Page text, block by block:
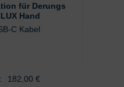
für Derungs
Hand
C Kabel
182,00 €